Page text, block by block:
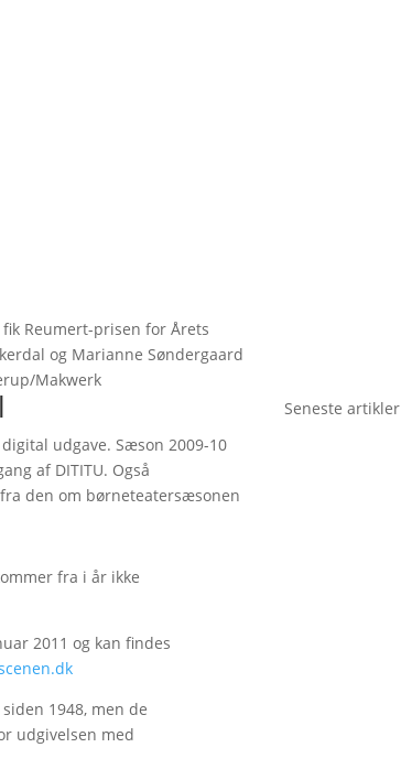
Reumert-prisen for Årets
og Marianne Søndergaard
Makwerk
udgave. Sæson 2009-10
af DITITU. Også
den om børneteatersæsonen
fra i år ikke
2011 og kan findes
1948, men de
udgivelsen med
Seneste artikler